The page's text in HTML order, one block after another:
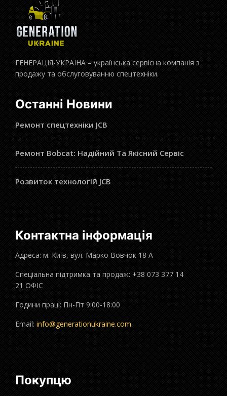
ГЕНЕРАЦІЯ-УКРАЇНА – українська сервісна компанія з
продажу та обслуговуванню спецтехніки.
Останні Новини
Ремонт спецтехніки JCB
Ремонт Bobcat: Надійний Та Якісний Сервіс
Розвиток технологій JCB
Контактна інформація
Адреса: м. Київ, вул. Марко Вовчок 18 А
Спеціальна підтримка та продаж: +38 073 377 14
21 ОФІС
Години праці: Пн-Пт 9:00-18:00
Email: info@generationukraine.com
Покупцю